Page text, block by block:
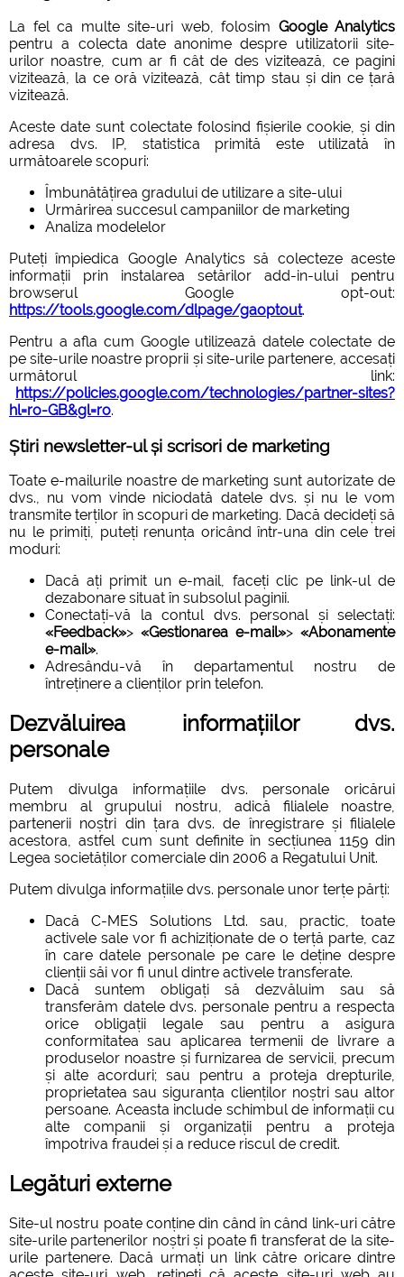
La fel ca multe site-uri web, folosim Google Analytics
pentru a colecta date anonime despre utilizatorii site-
urilor noastre, cum ar fi cât de des vizitează, ce pagini
vizitează, la ce oră vizitează, cât timp stau și din ce țară
vizitează.
Aceste date sunt colectate folosind fișierile cookie, și din
adresa dvs. IP, statistica primită este utilizată în
următoarele scopuri:
Îmbunătățirea gradului de utilizare a site-ului
Urmărirea succesul campaniilor de marketing
Analiza modelelor
Puteți împiedica Google Analytics să colecteze aceste
informații prin instalarea setărilor add-in-ului pentru
browserul Google opt-out:
https://tools.google.com/dlpage/gaoptout.
Pentru a afla cum Google utilizează datele colectate de
pe site-urile noastre proprii și site-urile partenere, accesați
următorul link:
https://policies.google.com/technologies/partner-sites?
hl=ro-GB&gl=ro.
Știri newsletter-ul și scrisori de marketing
Toate e-mailurile noastre de marketing sunt autorizate de
dvs., nu vom vinde niciodată datele dvs. și nu le vom
transmite terților în scopuri de marketing. Dacă decideți să
nu le primiți, puteți renunța oricând într-una din cele trei
moduri:
Dacă ați primit un e-mail, faceți clic pe link-ul de
dezabonare situat în subsolul paginii.
Conectați-vă la contul dvs. personal și selectați:
«Feedback»> «Gestionarea e-mail»> «Abonamente
e-mail».
Adresându-vă în departamentul nostru de
întreținere a clienților prin telefon.
Dezvăluirea informațiilor dvs.
personale
Putem divulga informațiile dvs. personale oricărui
membru al grupului nostru, adică filialele noastre,
partenerii noștri din țara dvs. de înregistrare și filialele
acestora, astfel cum sunt definite în secțiunea 1159 din
Legea societăților comerciale din 2006 a Regatului Unit.
Putem divulga informațiile dvs. personale unor terțe părți:
Dacă C-MES Solutions Ltd. sau, practic, toate
activele sale vor fi achiziționate de o terță parte, caz
în care datele personale pe care le deține despre
clienții săi vor fi unul dintre activele transferate.
Dacă suntem obligați să dezvăluim sau să
transferăm datele dvs. personale pentru a respecta
orice obligații legale sau pentru a asigura
conformitatea sau aplicarea termenii de livrare a
produselor noastre și furnizarea de servicii, precum
și alte acorduri; sau pentru a proteja drepturile,
proprietatea sau siguranța clienților noștri sau altor
persoane. Aceasta include schimbul de informații cu
alte companii și organizații pentru a proteja
împotriva fraudei și a reduce riscul de credit.
Legături externe
Site-ul nostru poate conține din când în când link-uri către
site-urile partenerilor noștri și poate fi transferat de la site-
urile partenere. Dacă urmați un link către oricare dintre